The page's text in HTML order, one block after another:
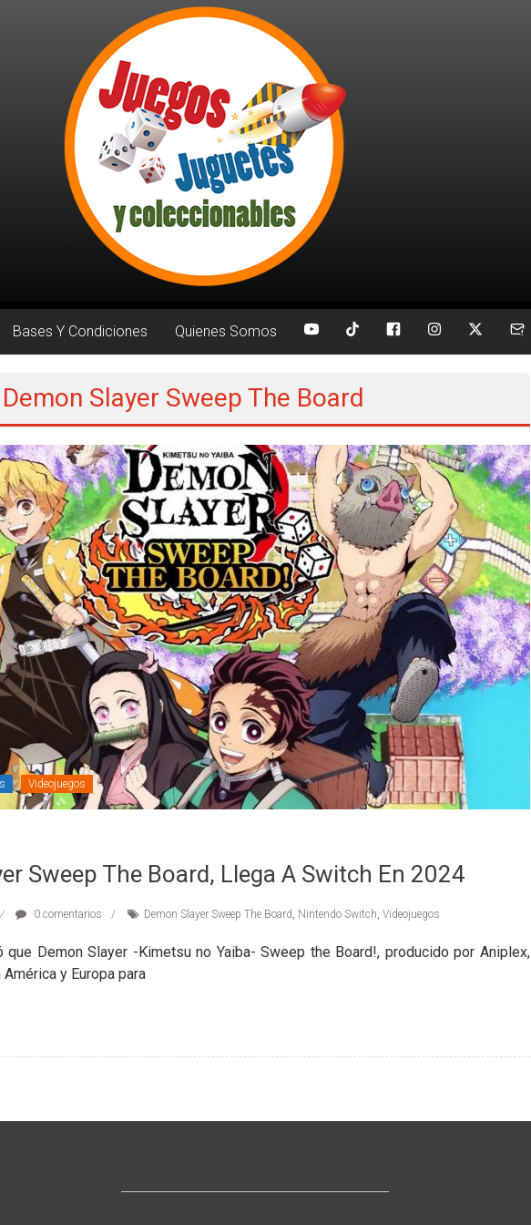
Bases Y Condiciones Quienes Somos
Slayer Sweep The Board
Videojuegos
Sweep The Board, Llega A Switch En 2024
0 comentarios Demon Slayer Sweep The Board, Nintendo Switch, Videojuegos
que Demon Slayer -Kimetsu no Yaiba- Sweep the Board!, producido por Aniplex,
y Europa para